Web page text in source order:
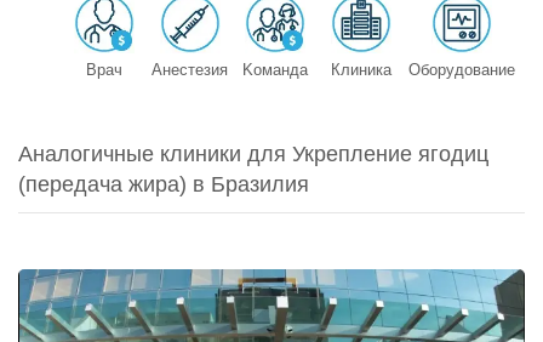
Врач Анестезия Kоманда Клиника Оборудование
Аналогичные клиники для Укрепление ягодиц
(передача жира) в Бразилия